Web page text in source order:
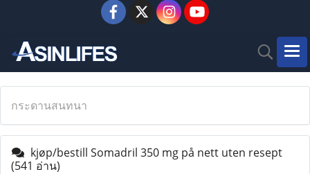
กระดานสนทนา
kjøp/bestill Somadril 350 mg på nett uten resept
(541 อ่าน)